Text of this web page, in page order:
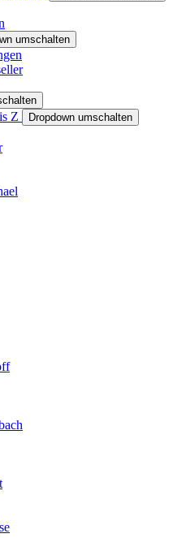
umschalten
Z Dropdown umschalten